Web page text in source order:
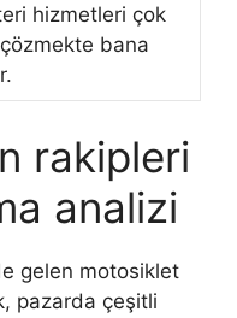
hizmetleri çok
çözmekte bana
rakipleri
analizi
gelen motosiklet
pazarda çeşitli